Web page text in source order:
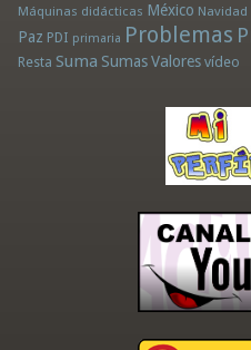
Máquinas didácticas México Navidad
Paz PDI primaria Problemas
Resta Suma Sumas Valores vídeo